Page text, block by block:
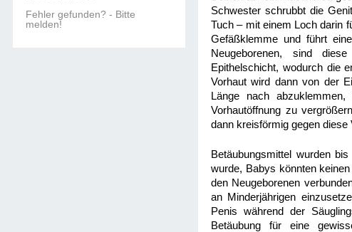
Fehler gefunden? - Bitte
melden!
Schwester schrubbt die
Tuch – mit einem Loch darin
Gefäßklemme und führt
Neugeborenen, sind
Epithelschicht, wodurch die
Vorhaut wird dann von der
Länge nach
Vorhautöffnung zu
dann kreisförmig gegen diese
Betäubungsmittel wurden
wurde, Babys könnten
den Neugeborenen
an Minderjährigen
Penis während der
Betäubung für eine